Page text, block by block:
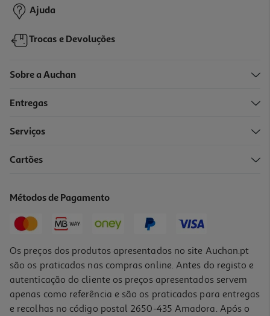
Ajuda
Trocas e Devoluções
Sobre a Auchan
Entregas
Serviços
Cartões
Métodos de Pagamento
Os preços dos produtos apresentados no site Auchan.pt
são os praticados nas compras online. Antes do registo e
autenticação do cliente os preços apresentados servem
apenas como referência e são os praticados para entregas
e recolhas no código postal 2650-435 Amadora. Após o